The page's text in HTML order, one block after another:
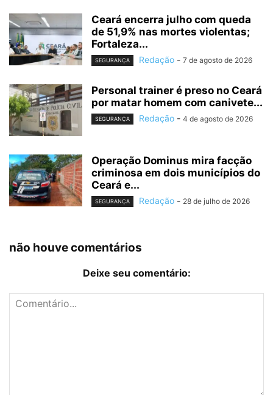
Ceará encerra julho com queda
de 51,9% nas mortes violentas;
Fortaleza...
SEGURANÇA Redação - 7 de agosto de 2026
Personal trainer é preso no Ceará
por matar homem com canivete...
SEGURANÇA Redação - 4 de agosto de 2026
Operação Dominus mira facção
criminosa em dois municípios do
Ceará e...
SEGURANÇA Redação - 28 de julho de 2026
não houve comentários
Deixe seu comentário: